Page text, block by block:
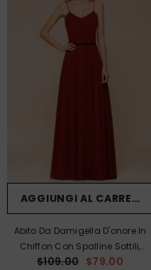
AGGIUNGI AL CARRELLO
Abito Da Damigella D'onore In
Chiffon Con Spalline Sottili,
Senza Schienale, Bordeaux,
$109.00 $79.00